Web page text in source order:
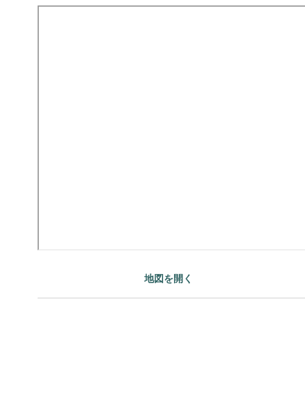
地図を開く